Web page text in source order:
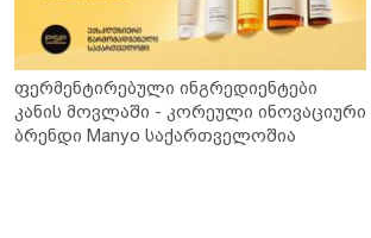
ფერმენტირებული ინგრედიენტები
კანის მოვლაში - კორეული ინოვაციური
ბრენდი Manyo საქართველოშია